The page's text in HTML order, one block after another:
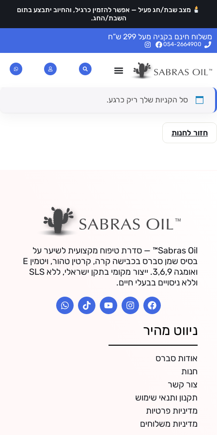
מצב שבת/חג פעיל — אפשר להזמין כרגיל, והחיוב יתבצע בתום
השבת/החג.
משלוח חינם בקניה מעל 299 ש”ח
054-2664900
סל הקניות שלך ריק כרגע.
חזור לחנות
Sabras Oil™ — סדרת טיפוח מקצועית לשיער על
בסיס שמן סברס בכבישה קרה, קרטין טהור, ויטמין E
ואומגה 3,6,9. ייצור מקומי בתקן ישראלי, ללא SLS
וללא ניסויים בבעלי חיים.
ניווט מהיר
אודות סברס
חנות
צור קשר
תקנון ותנאי שימוש
מדיניות פרטיות
מדיניות משלוחים